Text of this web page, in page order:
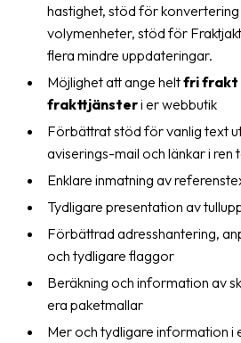
Integritet
Förbjudet
och
farligt
innehåll
hastighet, stöd för
volymenheter, stöd för
flera mindre uppdateringar.
Möjlighet att ange heltfri frakt
frakttjänsteri er webbutik
Förbättrat stöd för vanlig text
aviserings-mail och länkar i ren
Enklare inmatning av
Tydligare presentation av
Förbättrad adresshantering,
och tydligare flaggor
Beräkning och information av
era paketmallar
Mer och tydligare information i